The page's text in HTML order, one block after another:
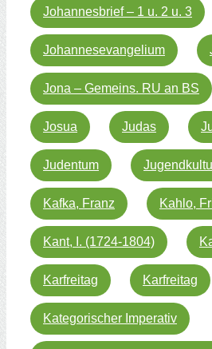
Johannesbrief – 1 u. 2 u. 3
Johannesevangelium
Jona – Gemeins. RU an BS
Josua Judas
Judentum
Kafka, Franz Kahlo,
Kant, I. (1724-1804)
Karfreitag Karfreitag
Kategorischer Imperativ